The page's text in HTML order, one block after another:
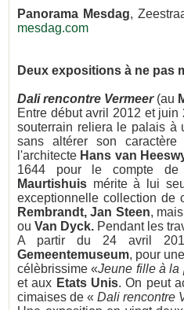
Panorama Mesdag,
mesdag.com
Deux expositions à ne pas
Dali rencontre Vermeer(au
Entre début avril 2012 et
souterrain reliera le palais à
sans altérer son
l'architecte Hans van
1644 pour le compte
Maurtishuis mérite à lui
exceptionnelle collection
Rembrandt, Jan Steen,
ou Van Dyck. Pendant les
A partir du 24 avril
Gemeentemuseum, pour
célèbrissime «Jeune fille à la
et aux Etats Unis. On peut
cimaises de « Dali rencontre